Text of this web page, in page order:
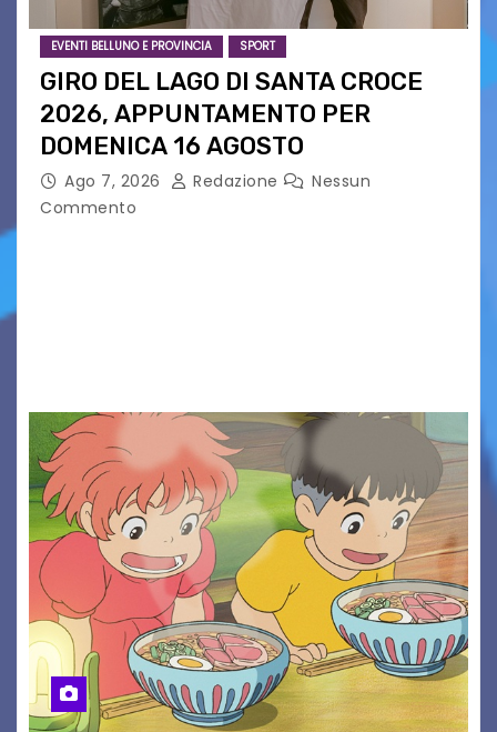
EVENTI BELLUNO E PROVINCIA SPORT
GIRO DEL LAGO DI SANTA CROCE
2026, APPUNTAMENTO PER
DOMENICA 16 AGOSTO
Ago 7, 2026 Redazione
Nessun
Commento